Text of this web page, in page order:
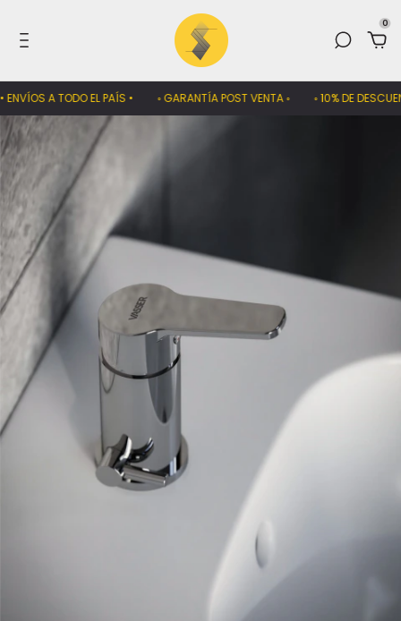
0
A TODO EL PAÍS • ◦ GARANTÍA POST VENTA ◦ ◦ 10% DE